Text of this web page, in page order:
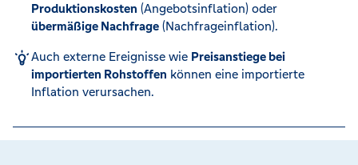
Produktionskosten (Angebotsinflation) oder
übermäßige Nachfrage(Nachfrageinflation).
Auch externe Ereignisse wie Preisanstiege bei
importierten Rohstoffen können eine importierte
Inflation verursachen.